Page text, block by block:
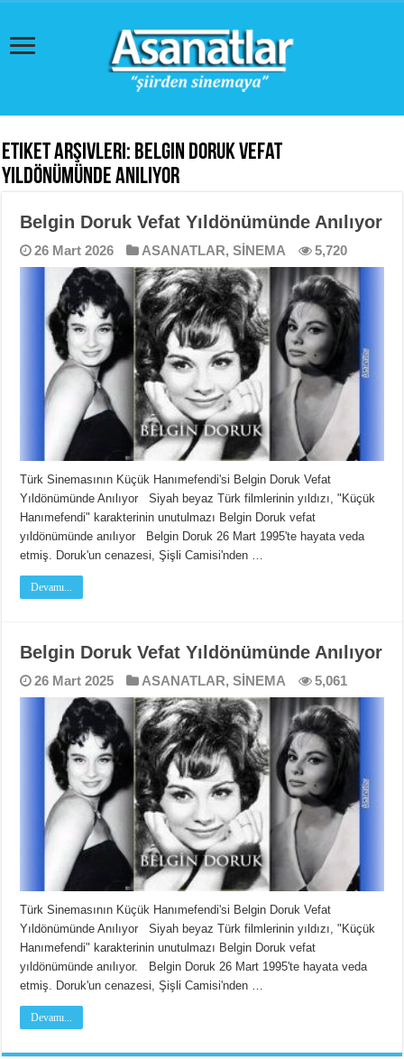
Etiket Arşivleri: Belgin Doruk Vefat
Yıldönümünde Anılıyor
Belgin Doruk Vefat Yıldönümünde Anılıyor
26 Mart 2026 ASANATLAR,SİNEMA 5,720
Türk Sinemasının Küçük Hanımefendi'si Belgin Doruk Vefat
Yıldönümünde Anılıyor Siyah beyaz Türk filmlerinin yıldızı, "Küçük
Hanımefendi" karakterinin unutulmazı Belgin Doruk vefat
yıldönümünde anılıyor Belgin Doruk 26 Mart 1995'te hayata veda
etmiş. Doruk'un cenazesi, Şişli Camisi'nden …
Devamı...
Belgin Doruk Vefat Yıldönümünde Anılıyor
26 Mart 2025 ASANATLAR,SİNEMA 5,061
Türk Sinemasının Küçük Hanımefendi'si Belgin Doruk Vefat
Yıldönümünde Anılıyor Siyah beyaz Türk filmlerinin yıldızı, "Küçük
Hanımefendi" karakterinin unutulmazı Belgin Doruk vefat
yıldönümünde anılıyor. Belgin Doruk 26 Mart 1995'te hayata veda
etmiş. Doruk'un cenazesi, Şişli Camisi'nden …
Devamı...